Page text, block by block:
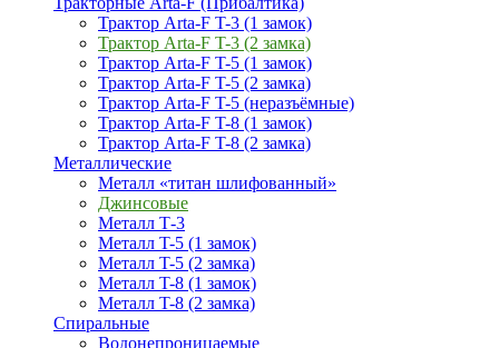
Трактор Arta-F T-3 (1 замок)
Трактор Arta-F T-3 (2 замка)
Трактор Arta-F T-5 (1 замок)
Трактор Arta-F T-5 (2 замка)
Трактор Arta-F T-5 (неразъёмные)
Трактор Arta-F T-8 (1 замок)
Трактор Arta-F T-8 (2 замка)
Металлические
Металл «титан шлифованный»
Джинсовые
Металл Т-3
Металл T-5 (1 замок)
Металл T-5 (2 замка)
Металл T-8 (1 замок)
Металл T-8 (2 замка)
Спиральные
Водонепроницаемые